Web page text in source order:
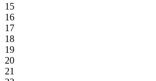
15
16
17
18
19
20
21